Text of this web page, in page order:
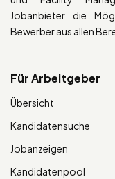
Jobanbieter die
Bewerber aus allen
Für Arbeitgeber
Übersicht
Kandidatensuche
Jobanzeigen
Kandidatenpool